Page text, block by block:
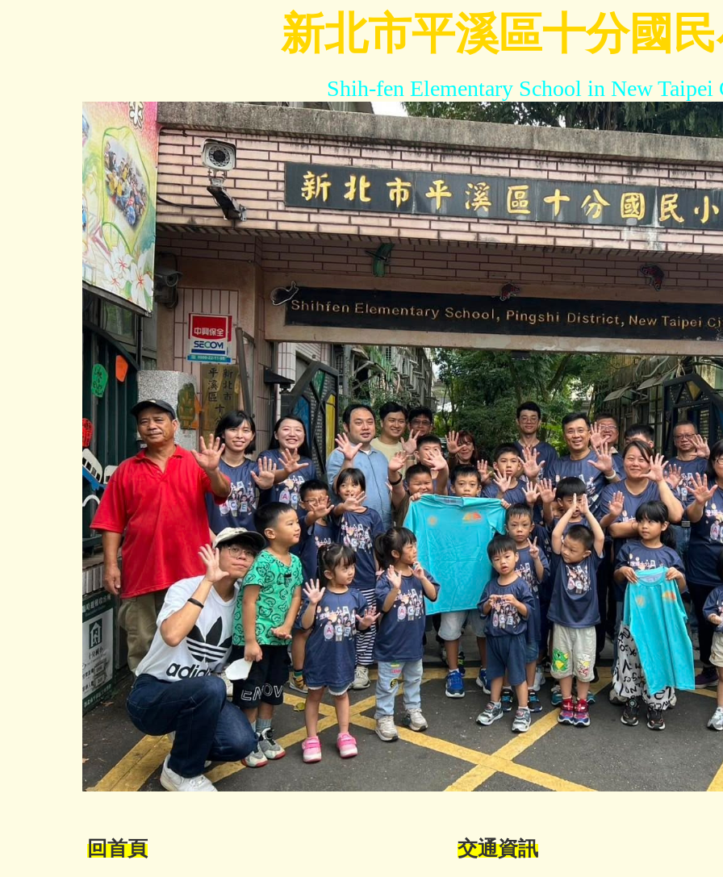
新北市平溪區十分國
Shih-fen Elementary School in New Taipei
回首頁 交通資訊